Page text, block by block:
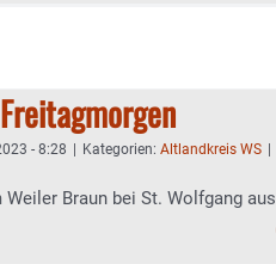
- 8:28 Kategorien: Altlandkreis WS
Braun bei St. Wolfgang aus